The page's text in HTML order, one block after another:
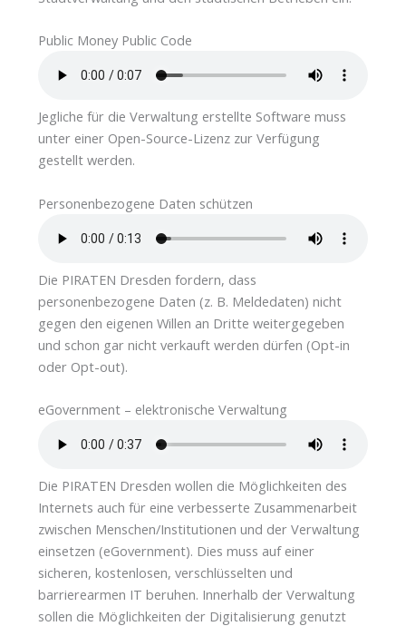
Public Money Public Code
Jegliche für die Verwaltung erstellte Software muss
unter einer Open-Source-Lizenz zur Verfügung
gestellt werden.
Personenbezogene Daten schützen
Die PIRATEN Dresden fordern, dass
personenbezogene Daten (z. B. Meldedaten) nicht
gegen den eigenen Willen an Dritte weitergegeben
und schon gar nicht verkauft werden dürfen (Opt-in
oder Opt-out).
eGovernment – elektronische Verwaltung
Die PIRATEN Dresden wollen die Möglichkeiten des
Internets auch für eine verbesserte Zusammenarbeit
zwischen Menschen/Institutionen und der Verwaltung
einsetzen (eGovernment). Dies muss auf einer
sicheren, kostenlosen, verschlüsselten und
barrierearmen IT beruhen. Innerhalb der Verwaltung
sollen die Möglichkeiten der Digitalisierung genutzt